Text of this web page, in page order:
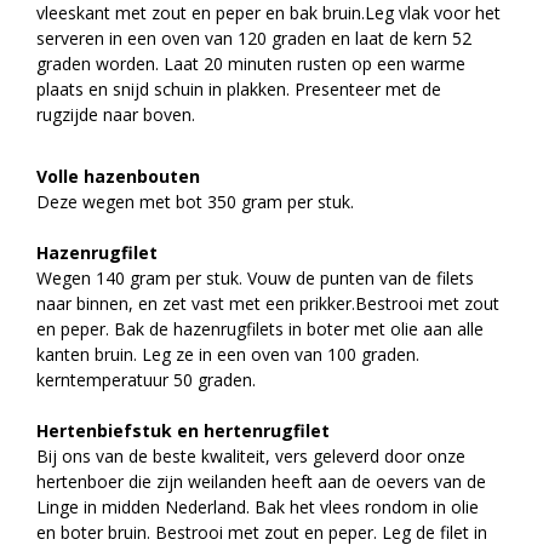
vleeskant met zout en peper en bak bruin.Leg vlak voor het
serveren in een oven van 120 graden en laat de kern 52
graden worden. Laat 20 minuten rusten op een warme
plaats en snijd schuin in plakken. Presenteer met de
rugzijde naar boven.
Volle hazenbouten
Deze wegen met bot 350 gram per stuk.
Hazenrugfilet
Wegen 140 gram per stuk. Vouw de punten van de filets
naar binnen, en zet vast met een prikker.Bestrooi met zout
en peper. Bak de hazenrugfilets in boter met olie aan alle
kanten bruin. Leg ze in een oven van 100 graden.
kerntemperatuur 50 graden.
Hertenbiefstuk en hertenrugfilet
Bij ons van de beste kwaliteit, vers geleverd door onze
hertenboer die zijn weilanden heeft aan de oevers van de
Linge in midden Nederland. Bak het vlees rondom in olie
en boter bruin. Bestrooi met zout en peper. Leg de filet in